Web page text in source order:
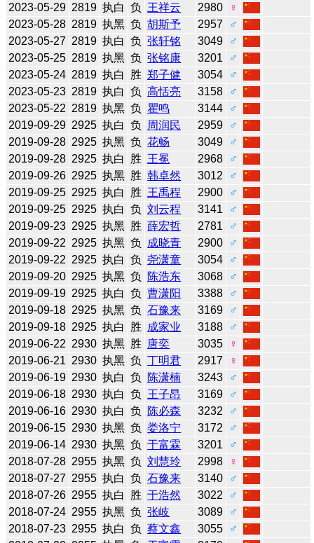
2023-05-29 2819 执白 负 王祥云 2980
♀
2023-05-28 2819 执黑 负 胡斯予 2957
♂
2023-05-27 2819 执白 负 张轩铭 3049
♂
2023-05-25 2819 执黑 负 张铭康 3201
♂
2023-05-24 2819 执白 胜 郑子健 3054
♂
2023-05-23 2819 执白 负 高恬亮 3158
♂
2023-05-22 2819 执黑 负 瞿鸣 3144
♂
2019-09-29 2925 执白 负 周润民 2959
♂
2019-09-28 2925 执黑 负 花畅 3049
♂
2019-09-28 2925 执白 胜 王冕 2968
♂
2019-09-26 2925 执黑 胜 韩卓然 3012
♂
2019-09-25 2925 执白 胜 王禹程 2900
♂
2019-09-25 2925 执白 负 刘云程 3141
♂
2019-09-23 2925 执黑 胜 薛宏哲 2781
♂
2019-09-22 2925 执黑 负 成晓青 2900
♂
2019-09-22 2925 执白 负 尧潇童 3054
♂
2019-09-20 2925 执黑 负 陈浩东 3068
♂
2019-09-19 2925 执白 负 曹潇阳 3388
♂
2019-09-18 2925 执黑 负 石豫来 3169
♂
2019-09-18 2925 执白 胜 成家业 3188
♂
2019-06-22 2930 执黑 胜 唐奕 3035
♀
2019-06-21 2930 执黑 负 丁明君 2917
♀
2019-06-19 2930 执白 负 陈潇楠 3243
♂
2019-06-18 2930 执白 负 王子昂 3169
♂
2019-06-16 2930 执白 负 陈必森 3232
♂
2019-06-15 2930 执黑 负 娄洛宁 3172
♂
2019-06-14 2930 执黑 负 于富霖 3201
♂
2018-07-28 2955 执黑 负 刘慧玲 2998
♀
2018-07-27 2955 执白 负 石豫来 3140
♂
2018-07-26 2955 执白 胜 于浩然 3022
♂
2018-07-24 2955 执黑 负 张岐 3089
♂
2018-07-23 2955 执白 负 蔡文鑫 3055
♂